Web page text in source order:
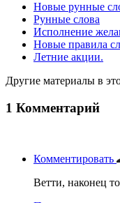
Новые рунные
Рунные слова
Исполнение
Новые правила
Летние акции.
Другие материалы в
1 Комментарий
Комментировать
Ветти, наконец то